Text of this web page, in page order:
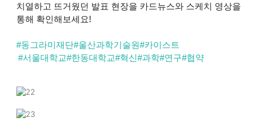
치열하고 뜨거웠던 발표 현장을 카드뉴스와 스케치 영상을
통해 확인해보세요!
#동그라미재단#울산과학기술원#카이스트
#서울대학교#한동대학교#혁신#과학#연구#협약